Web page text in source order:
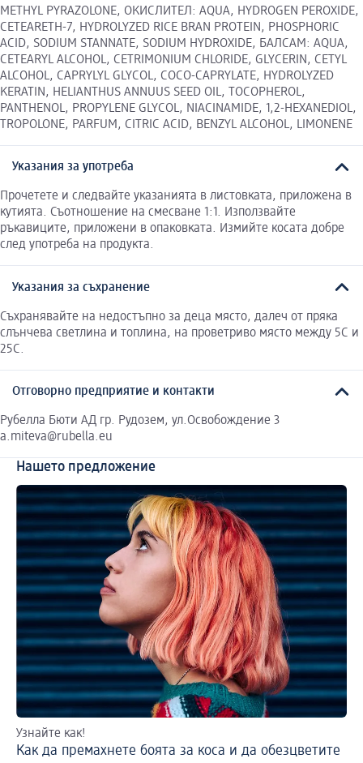
METHYL PYRAZOLONE, ОКИСЛИТЕЛ: AQUA, HYDROGEN PEROXIDE,
CETEARETH-7, HYDROLYZED RICE BRAN PROTEIN, PHOSPHORIC
ACID, SODIUM STANNATE, SODIUM HYDROXIDE, БАЛСАМ: AQUA,
CETEARYL ALCOHOL, CETRIMONIUM CHLORIDE, GLYCERIN, CETYL
ALCOHOL, CAPRYLYL GLYCOL, COCO-CAPRYLATE, HYDROLYZED
KERATIN, HELIANTHUS ANNUUS SEED OIL, TOCOPHEROL,
PANTHENOL, PROPYLENE GLYCOL, NIACINAMIDE, 1,2-HEXANEDIOL,
TROPOLONE, PARFUM, CITRIC ACID, BENZYL ALCOHOL, LIMONENE
Указания за употреба
Прочетете и следвайте указанията в листовката, приложена в
кутията. Съотношение на смесване 1:1. Използвайте
ръкавиците, приложени в опаковката. Измийте косата добре
след употреба на продукта.
Указания за съхранение
Съхранявайте на недостъпно за деца място, далеч от пряка
слънчева светлина и топлина, на проветриво място между 5С и
25С.
Отговорно предприятие и контакти
Рубелла Бюти АД гр. Рудозем, ул.Освобождение 3
a.miteva@rubella.eu
Нашето предложение
Узнайте как!
Как да премахнете боята за коса и да обезцветите